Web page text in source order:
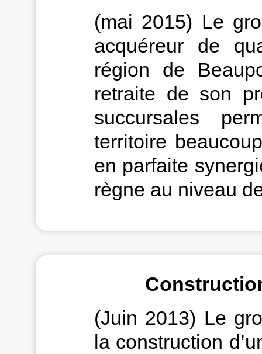
(mai 2015) Le
acquéreur de
région de
retraite de son
succursales
territoire
en parfaite
règne au niveau
(Juin 2013) Le
la construction